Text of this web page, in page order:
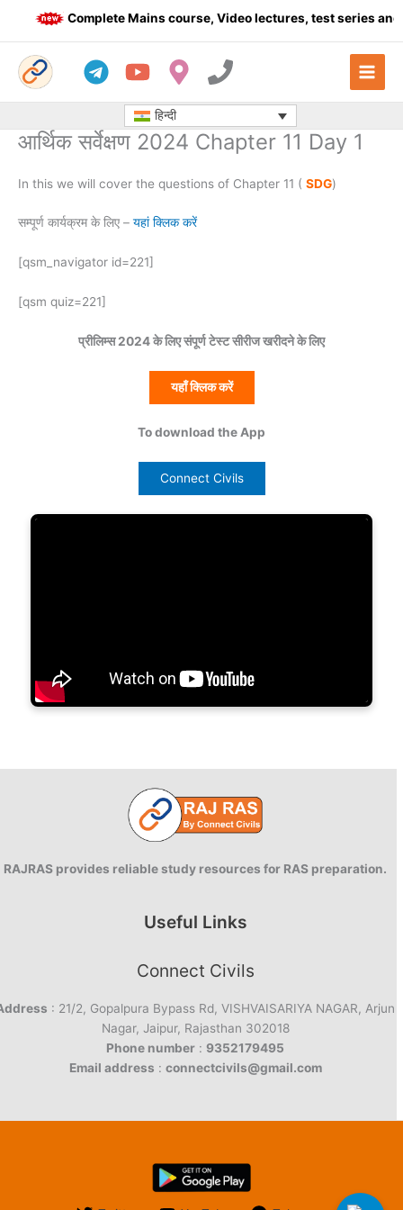
Complete Mains course, Video lectures, test series and
हिन्दी
आर्थिक सर्वेक्षण 2024 Chapter 11 Day 1
In this we will cover the questions of Chapter 11 ( SDG)
सम्पूर्ण कार्यक्रम के लिए – यहां क्लिक करें
[qsm_navigator id=221]
[qsm quiz=221]
प्रीलिम्स 2024 के लिए संपूर्ण टेस्ट सीरीज खरीदने के लिए
यहाँ क्लिक करें
To download the App
Connect Civils
RAJRAS provides reliable study resources for RAS preparation.
Useful Links
Connect Civils
: 21/2, Gopalpura Bypass Rd, VISHVAISARIYA NAGAR, Arjun
Nagar, Jaipur, Rajasthan 302018
Phone number : 9352179495
Email address : connectcivils@gmail.com